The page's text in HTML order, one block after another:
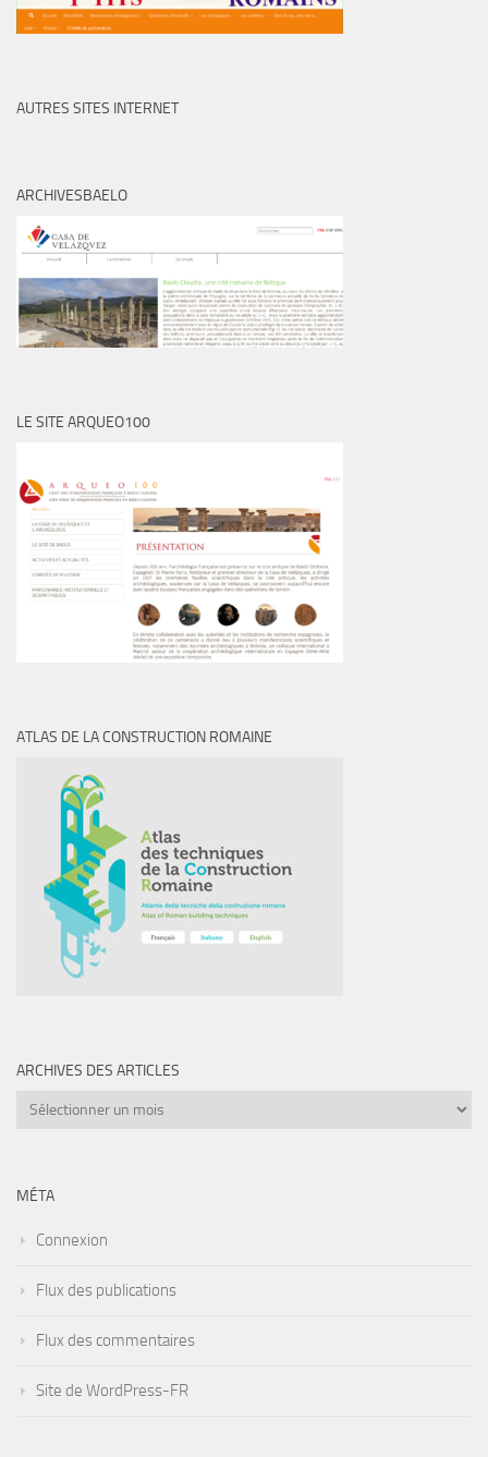
AUTRES SITES INTERNET
ARCHIVESBAELO
LE SITE ARQUEO100
ATLAS DE LA CONSTRUCTION ROMAINE
ARCHIVES DES ARTICLES
Archives
MÉTA
Connexion
Flux des publications
Flux des commentaires
Site de WordPress-FR